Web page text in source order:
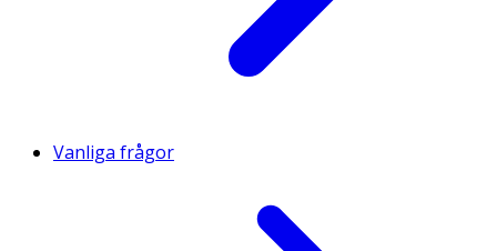
Vanliga frågor